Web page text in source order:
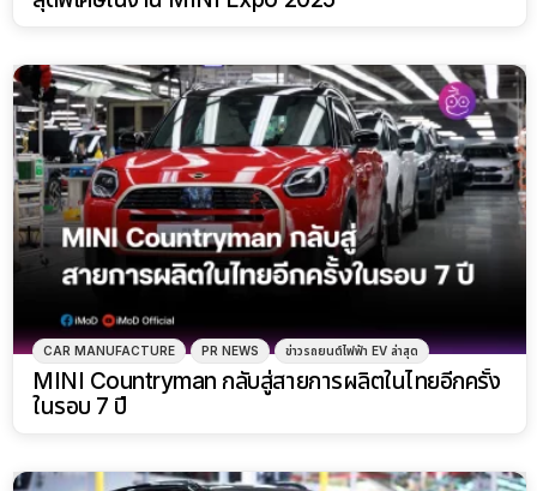
CAR MANUFACTURE PR NEWS ข่าวรถยนต์ไฟฟ้า EV ล่าสุด
MINI Countryman กลับสู่สายการผลิตในไทยอีกครั้ง
ในรอบ 7 ปี